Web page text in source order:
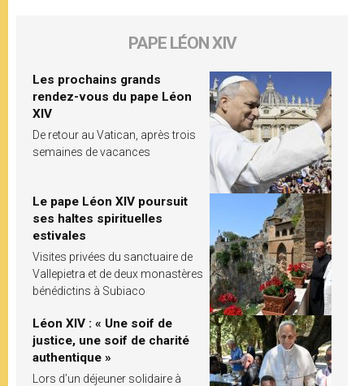
PAPE LÉON XIV
Les prochains grands
rendez-vous du pape Léon
XIV
De retour au Vatican, après trois
semaines de vacances
Le pape Léon XIV poursuit
ses haltes spirituelles
estivales
Visites privées du sanctuaire de
Vallepietra et de deux monastères
bénédictins à Subiaco
Léon XIV : « Une soif de
justice, une soif de charité
authentique »
Lors d’un déjeuner solidaire à